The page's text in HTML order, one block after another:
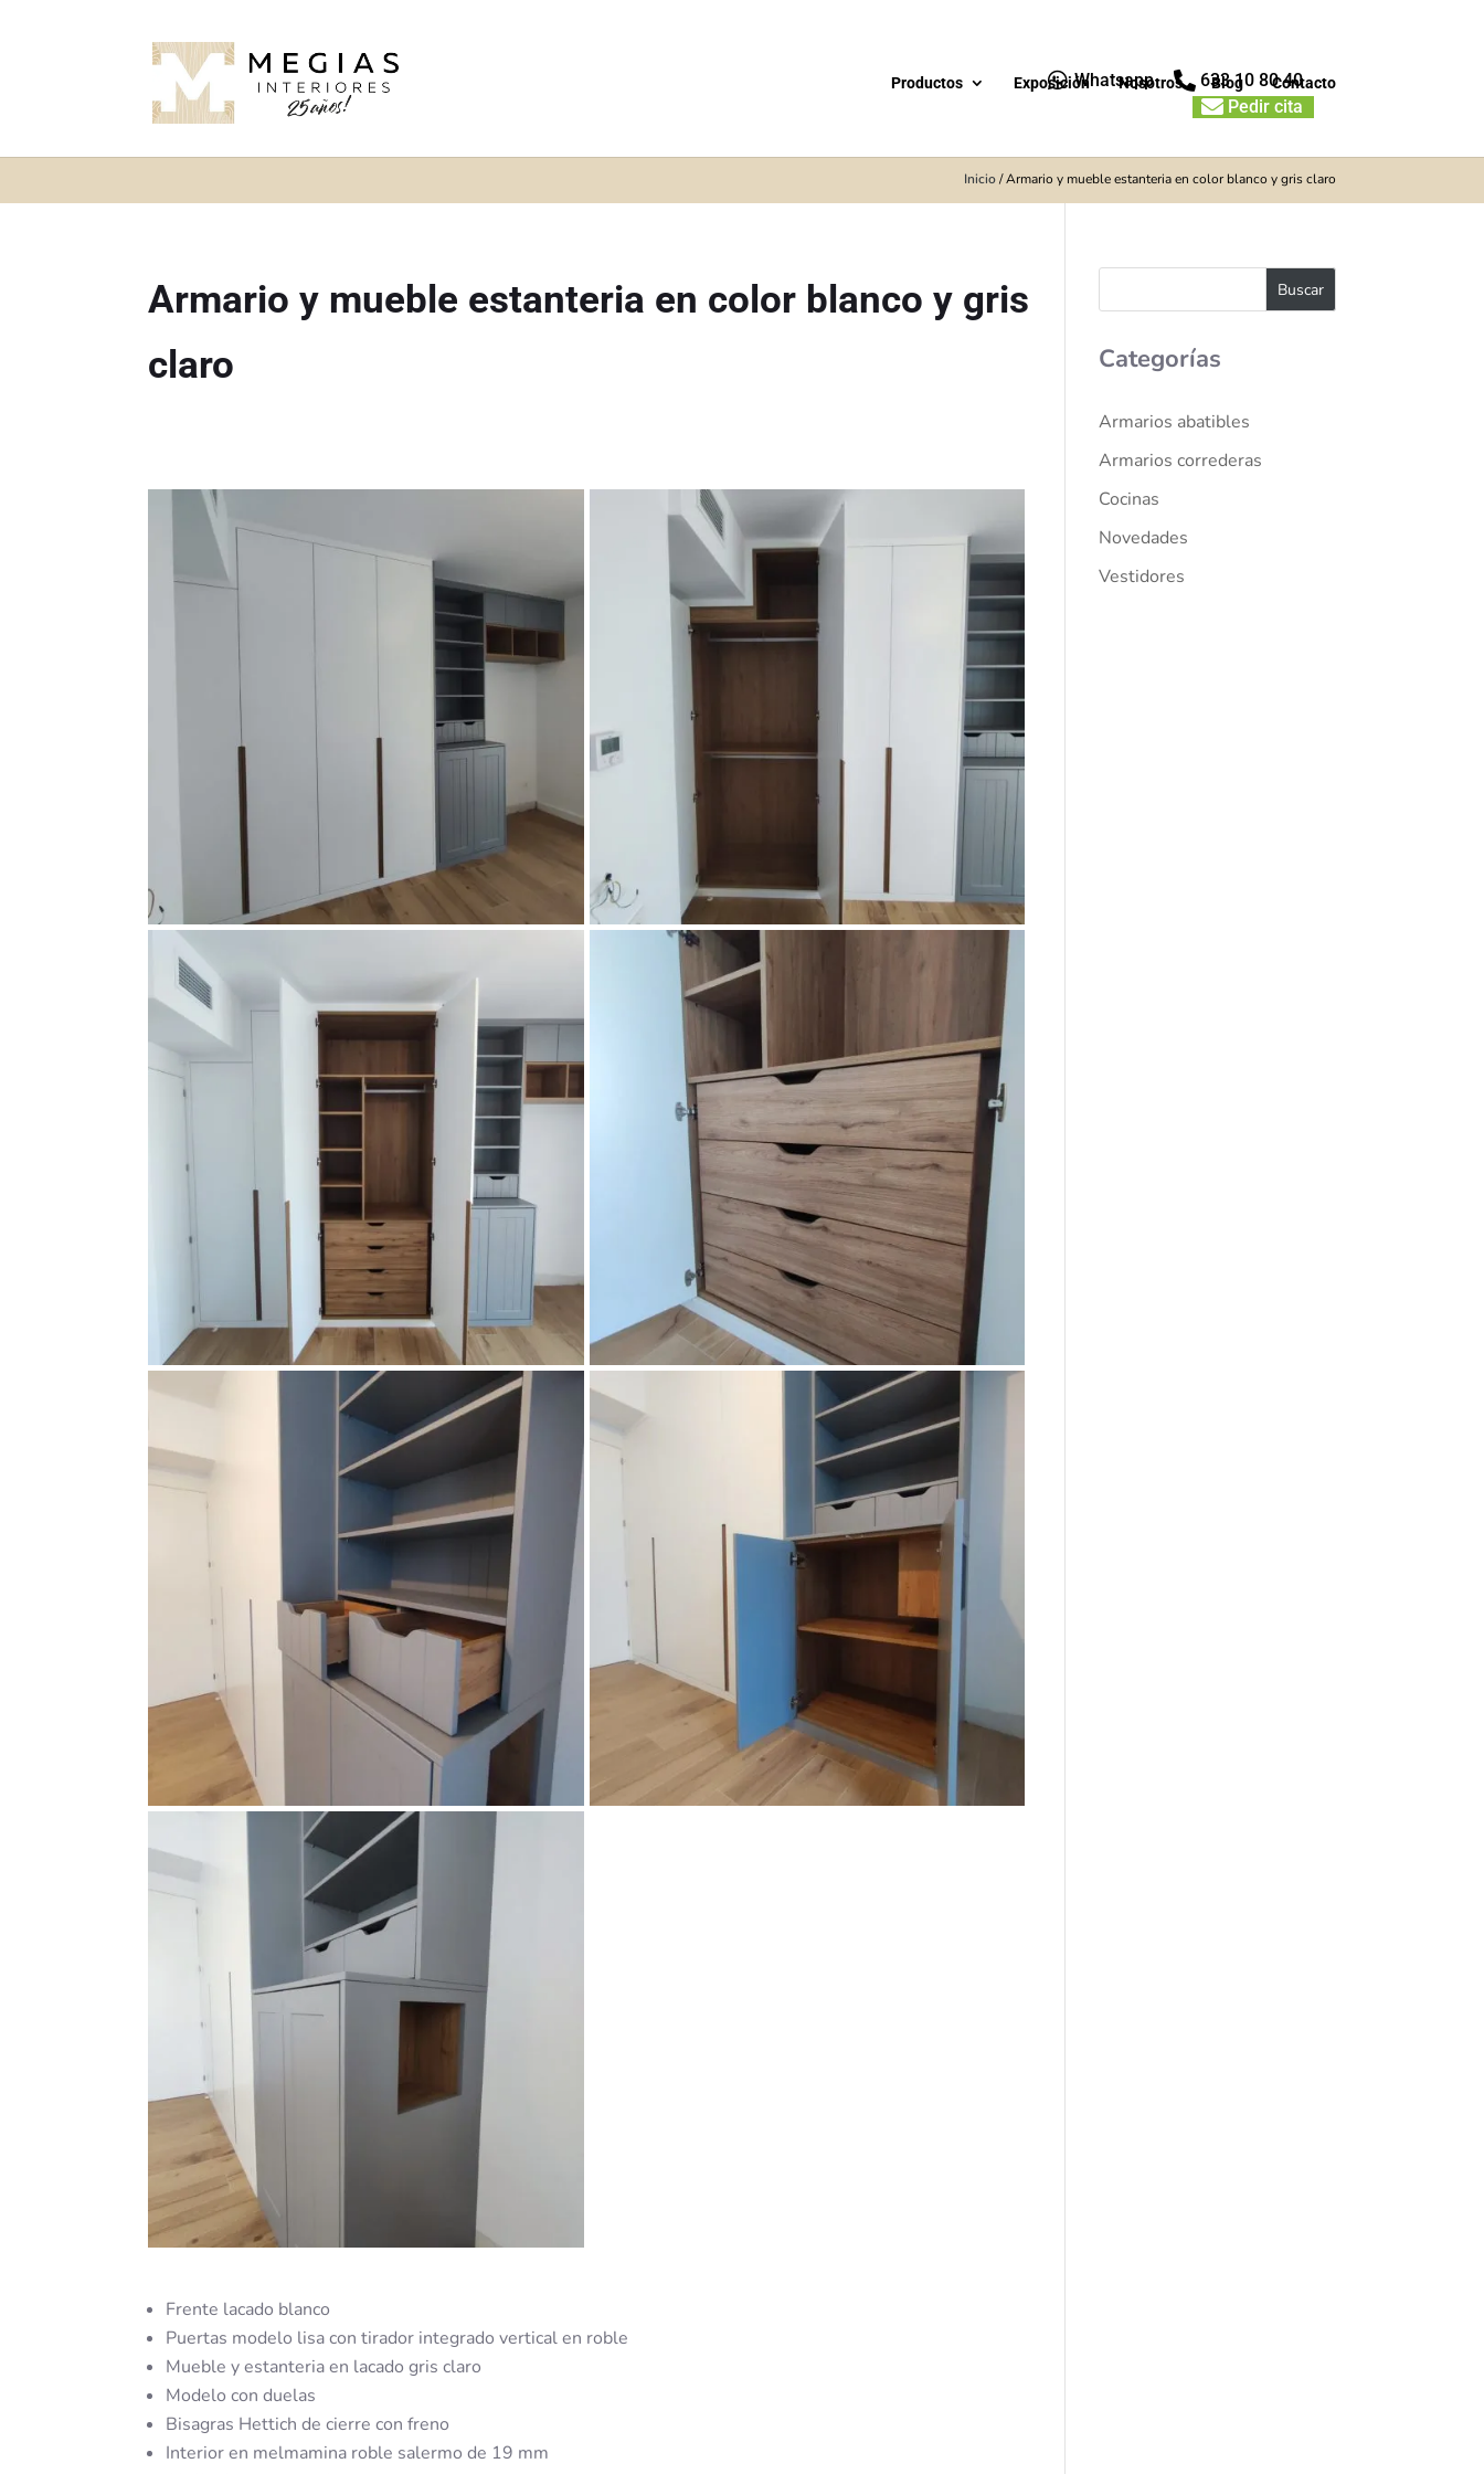
 Whatsapp  633 10 80 40
 Pedir cita
Productos Exposición Nosotros Blog Contacto
Inicio/Armario y mueble estanteria en color blanco y gris claro
Armario y mueble estanteria en color blanco y gris
claro
Frente lacado blanco
Puertas modelo lisa con tirador integrado vertical en roble
Mueble y estanteria en lacado gris claro
Modelo con duelas
Bisagras Hettich de cierre con freno
Interior en melmamina roble salermo de 19 mm
Categorías
Armarios abatibles
Armarios correderas
Cocinas
Novedades
Vestidores